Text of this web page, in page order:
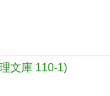
文庫 110-1)